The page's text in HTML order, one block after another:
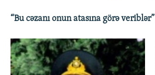
“Bu cəzanı onun atasına görə veriblər”